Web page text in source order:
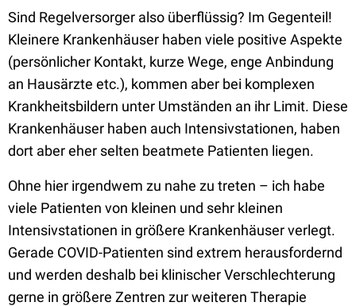
Sind Regelversorger also überflüssig? Im Gegenteil!
Kleinere Krankenhäuser haben viele positive Aspekte
(persönlicher Kontakt, kurze Wege, enge Anbindung
an Hausärzte etc.), kommen aber bei komplexen
Krankheitsbildern unter Umständen an ihr Limit. Diese
Krankenhäuser haben auch Intensivstationen, haben
dort aber eher selten beatmete Patienten liegen.
Ohne hier irgendwem zu nahe zu treten – ich habe
viele Patienten von kleinen und sehr kleinen
Intensivstationen in größere Krankenhäuser verlegt.
Gerade COVID-Patienten sind extrem herausfordernd
und werden deshalb bei klinischer Verschlechterung
gerne in größere Zentren zur weiteren Therapie